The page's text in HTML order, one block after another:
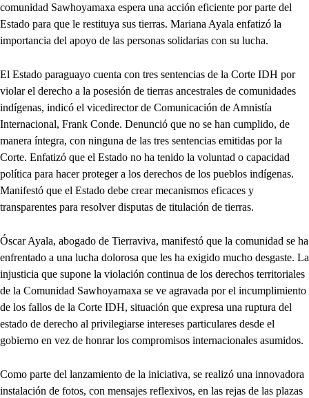
comunidad Sawhoyamaxa espera una acción eficiente por parte del
Estado para que le restituya sus tierras. Mariana Ayala enfatizó la
importancia del apoyo de las personas solidarias con su lucha.
El Estado paraguayo cuenta con tres sentencias de la Corte IDH por
violar el derecho a la posesión de tierras ancestrales de comunidades
indígenas, indicó el vicedirector de Comunicación de Amnistía
Internacional, Frank Conde. Denunció que no se han cumplido, de
manera íntegra, con ninguna de las tres sentencias emitidas por la
Corte. Enfatizó que el Estado no ha tenido la voluntad o capacidad
política para hacer proteger a los derechos de los pueblos indígenas.
Manifestó que el Estado debe crear mecanismos eficaces y
transparentes para resolver disputas de titulación de tierras.
Óscar Ayala, abogado de Tierraviva, manifestó que la comunidad se ha
enfrentado a una lucha dolorosa que les ha exigido mucho desgaste. La
injusticia que supone la violación continua de los derechos territoriales
de la Comunidad Sawhoyamaxa se ve agravada por el incumplimiento
de los fallos de la Corte IDH, situación que expresa una ruptura del
estado de derecho al privilegiarse intereses particulares desde el
gobierno en vez de honrar los compromisos internacionales asumidos.
Como parte del lanzamiento de la iniciativa, se realizó una innovadora
instalación de fotos, con mensajes reflexivos, en las rejas de las plazas